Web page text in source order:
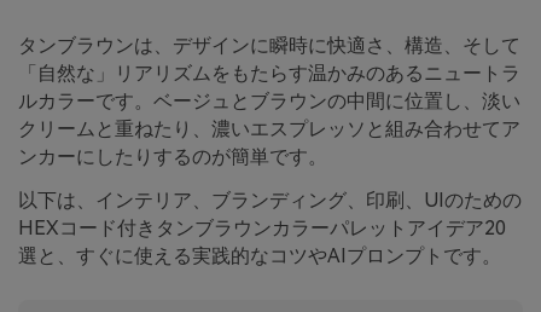
タンブラウンは、デザインに瞬時に快適さ、構造、そして
「自然な」リアリズムをもたらす温かみのあるニュートラ
ルカラーです。ベージュとブラウンの中間に位置し、淡い
クリームと重ねたり、濃いエスプレッソと組み合わせてア
ンカーにしたりするのが簡単です。
以下は、インテリア、ブランディング、印刷、UIのための
HEXコード付きタンブラウンカラーパレットアイデア20
選と、すぐに使える実践的なコツやAIプロンプトです。